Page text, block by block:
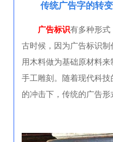
传统广告字的转变
广告标识有多种形式
古时候，因为广告标识
用木料做为基础原材料
手工雕刻。随着现代科
的冲击下，传统的广告形